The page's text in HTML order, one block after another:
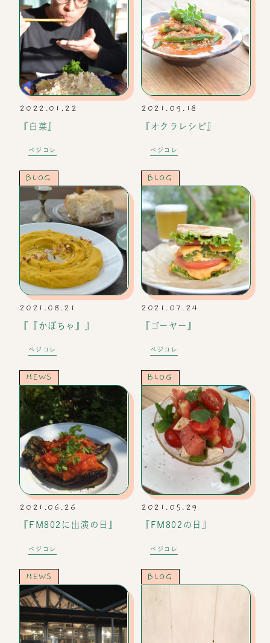
2022.01.22
『白菜』
ベジコレ
2021.09.18
『オクラレシピ』
ベジコレ
BLOG
2021.08.21
『『かぼちゃ』』
ベジコレ
BLOG
2021.07.24
『ゴーヤー』
ベジコレ
NEWS
2021.06.26
『FM802に出演の日』
ベジコレ
BLOG
2021.05.29
『FM802の日』
ベジコレ
NEWS BLOG